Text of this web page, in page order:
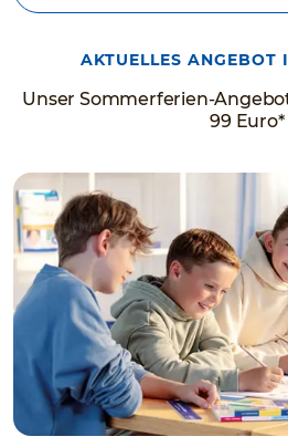
AKTUELLES ANGEBOT
Unser Sommerferien-
99 Euro*